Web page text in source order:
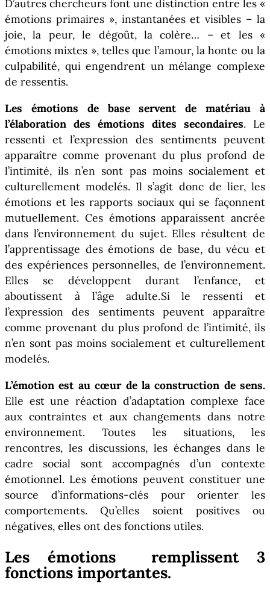
D’autres chercheurs font une distinction entre les «
émotions primaires », instantanées et visibles – la
joie, la peur, le dégoût, la colère… – et les «
émotions mixtes », telles que l’amour, la honte ou la
culpabilité, qui engendrent un mélange complexe
de ressentis.
Les émotions de base servent de matériau à
l’élaboration des émotions dites secondaires. Le
ressenti et l’expression des sentiments peuvent
apparaître comme provenant du plus profond de
l’intimité, ils n’en sont pas moins socialement et
culturellement modelés. Il s’agit donc de lier, les
émotions et les rapports sociaux qui se façonnent
mutuellement. Ces émotions apparaissent ancrée
dans l’environnement du sujet. Elles résultent de
l’apprentissage des émotions de base, du vécu et
des expériences personnelles, de l’environnement.
Elles se développent durant l’enfance, et
aboutissent à l’âge adulte.Si le ressenti et
l’expression des sentiments peuvent apparaître
comme provenant du plus profond de l’intimité, ils
n’en sont pas moins socialement et culturellement
modelés.
L’émotion est au cœur de la construction de sens.
Elle est une réaction d’adaptation complexe face
aux contraintes et aux changements dans notre
environnement. Toutes les situations, les
rencontres, les discussions, les échanges dans le
cadre social sont accompagnés d’un contexte
émotionnel. Les émotions peuvent constituer une
source d’informations-clés pour orienter les
comportements. Qu’elles soient positives ou
négatives, elles ont des fonctions utiles.
Les émotions remplissent 3
fonctions importantes.